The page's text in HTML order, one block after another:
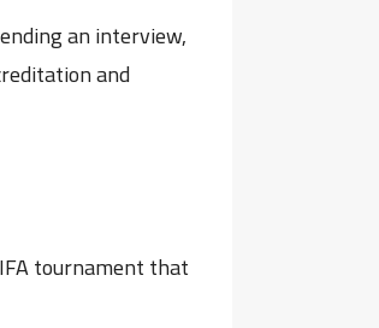
an interview,
and
tournament that